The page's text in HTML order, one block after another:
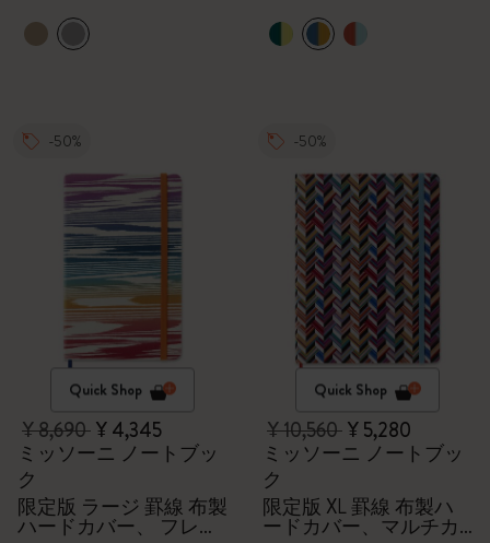
-50%
Quick Shop
¥ 8,690¥ 4,345
ミッソーニ ノートブッ
ク
限定版 ラージ 罫線 布製
ハードカバー、 フレー
-50%
Quick Shop
¥ 10,560¥ 5,280
ミッソーニ ノートブッ
ク
限定版 XL 罫線 布製ハ
ードカバー、マルチカ